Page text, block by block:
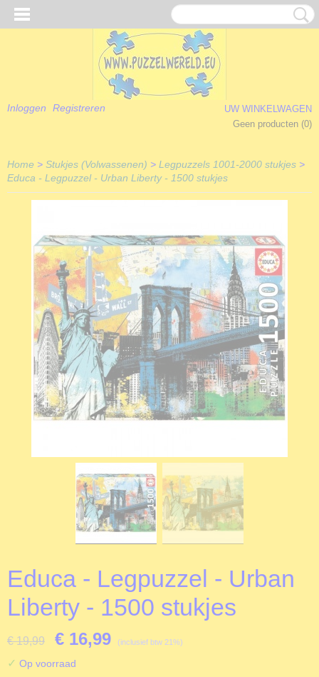
Inloggen Registreren
UW WINKELWAGEN
Geen producten (0)
Home > Stukjes (Volwassenen) > Legpuzzels 1001-2000 stukjes >
Educa - Legpuzzel - Urban Liberty - 1500 stukjes
Educa - Legpuzzel - Urban
Liberty - 1500 stukjes
€ 19,99 € 16,99 (inclusief btw 21%)
✓ Op voorraad